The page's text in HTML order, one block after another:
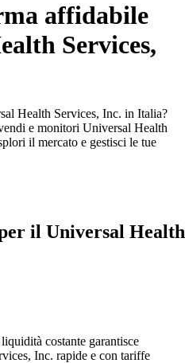
affidabile
Services,
Health Services, Inc. in Italia?
e monitori Universal Health
il mercato e gestisci le tue
il Universal Health
costante garantisce
Inc. rapide e con tariffe